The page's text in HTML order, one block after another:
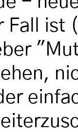
Fall ist